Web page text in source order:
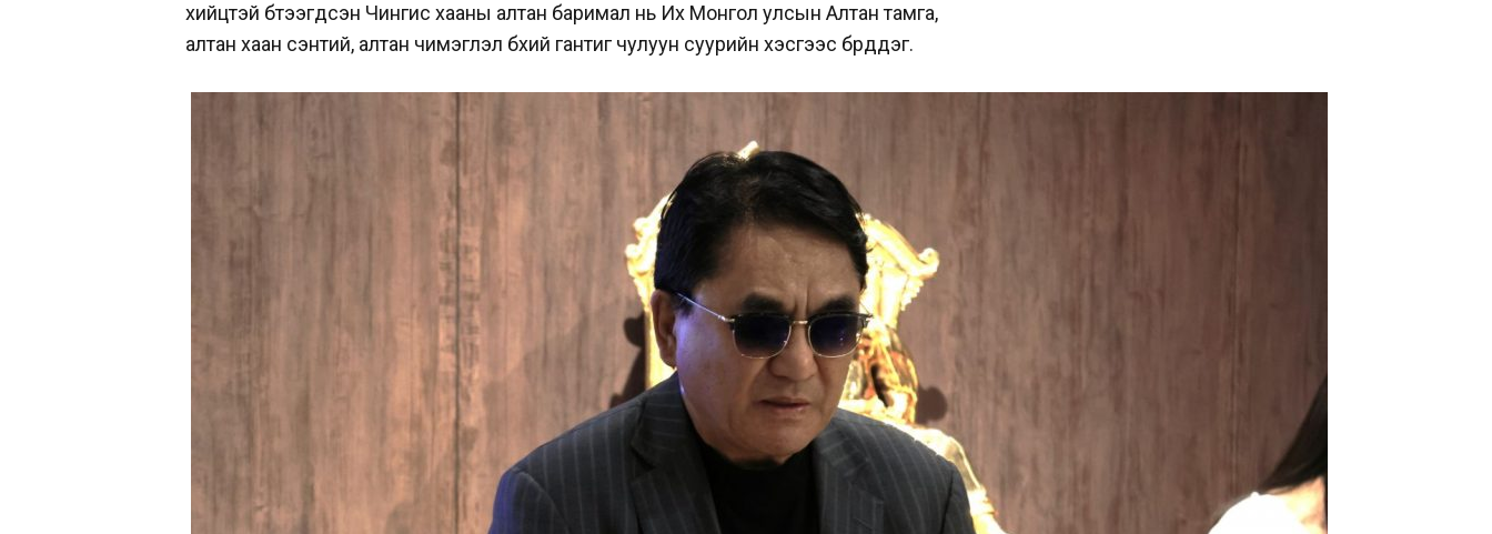
хийцтэй бүтээгдсэн Чингис хааны алтан баримал нь Их Монгол улсын Алтан тамга,
алтан хаан сэнтий, алтан чимэглэл бүхий гантиг чулуун суурийн хэсгээс бүрддэг.